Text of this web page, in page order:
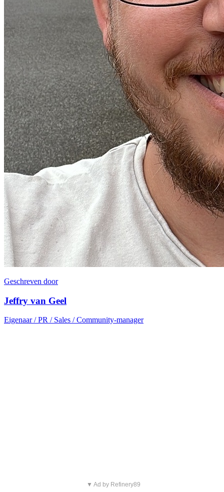
Geschreven door
Jeffry van Geel
Eigenaar / PR / Sales / Community-manager
▼ Ad by Refinery89